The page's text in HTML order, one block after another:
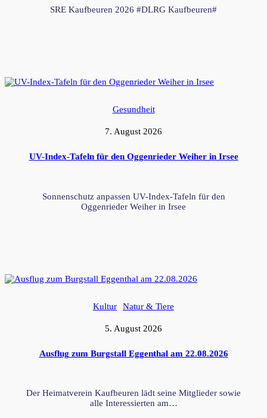
SRE Kaufbeuren 2026 #DLRG Kaufbeuren#
Gesundheit
7. August 2026
UV-Index-Tafeln für den Oggenrieder Weiher in Irsee
Sonnenschutz anpassen UV-Index-Tafeln für den
Oggenrieder Weiher in Irsee
Kultur Natur & Tiere
5. August 2026
Ausflug zum Burgstall Eggenthal am 22.08.2026
Der Heimatverein Kaufbeuren lädt seine Mitglieder sowie
alle Interessierten am…